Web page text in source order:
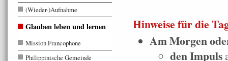
Hinweise für die
Am Morgen
den Impuls
(Wieder-)Aufnahme
Glauben leben und lernen
Mission Francophone
Philippinische Gemeinde